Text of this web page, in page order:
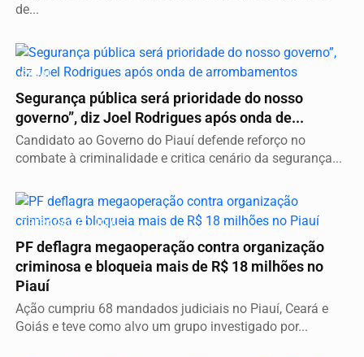
de...
GERAL
Segurança pública será prioridade do nosso
governo”, diz Joel Rodrigues após onda de...
Candidato ao Governo do Piauí defende reforço no
combate à criminalidade e critica cenário da segurança...
OPERAÇÃO POLÍCIAL
PF deflagra megaoperação contra organização
criminosa e bloqueia mais de R$ 18 milhões no
Piauí
Ação cumpriu 68 mandados judiciais no Piauí, Ceará e
Goiás e teve como alvo um grupo investigado por...